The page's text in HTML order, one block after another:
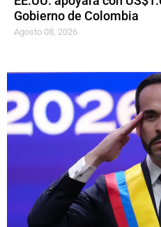
Gobierno de Colombia
Agosto 08, 2026